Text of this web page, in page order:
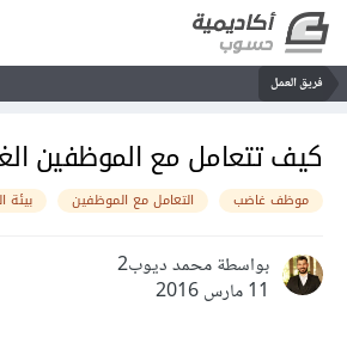
فريق العمل
كيف تتعامل مع الموظفين
موظف غاضب التعامل مع الموظفين بيئة
بواسطة محمد ديوب2
11 مارس 2016